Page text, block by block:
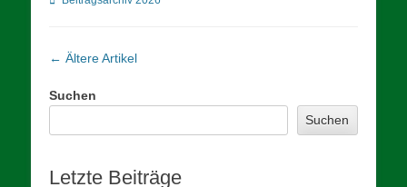
Artikel-
← Ältere Artikel
Suchen
Suchen
Letzte Beiträge